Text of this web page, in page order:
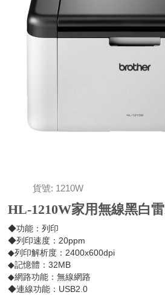
貨號: 1210W
HL-1210W家用無線黑白
◆功能：列印
◆列印速度：20ppm
◆列印解析度：2400x600dpi
◆記憶體：32MB
◆網路功能：無線網路
◆連線功能：USB2.0